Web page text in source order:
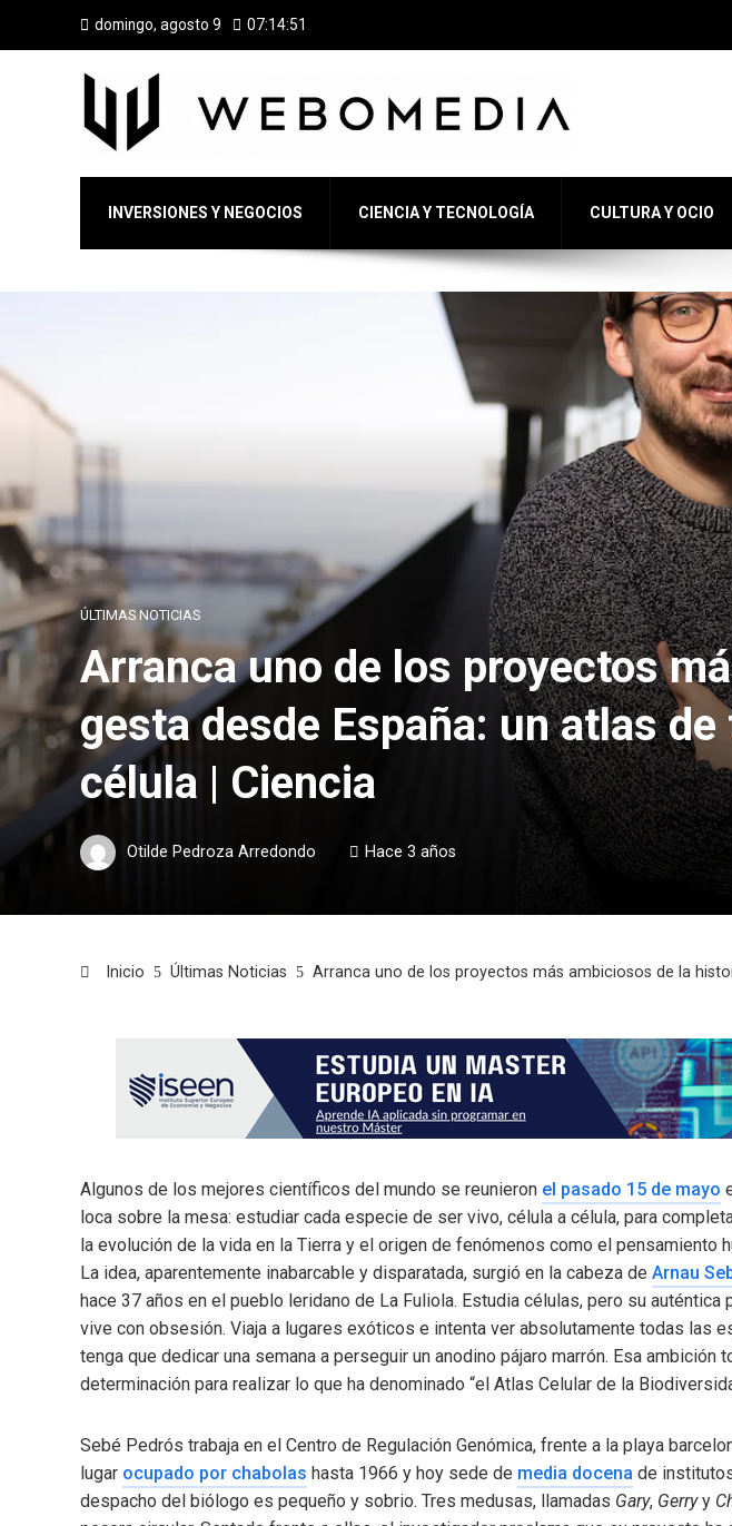
domingo, agosto 9 07:14:53
INVERSIONES Y NEGOCIOS CIENCIA Y TECNOLOGÍA CULTURA Y OCIO
ÚLTIMAS NOTICIAS
Arranca uno de los proyectos
gesta desde España: un atlas
célula | Ciencia
Otilde Pedroza Arredondo Hace 3 años
Inicio Últimas Noticias Arranca uno de los proyectos más ambiciosos de la
Algunos de los mejores científicos del mundo se reunieron el pasado 15 de mayo
loca sobre la mesa: estudiar cada especie de ser vivo, célula a célula, para
la evolución de la vida en la Tierra y el origen de fenómenos como el pensamiento
La idea, aparentemente inabarcable y disparatada, surgió en la cabeza de Arnau
hace 37 años en el pueblo leridano de La Fuliola. Estudia células, pero su auténtica
vive con obsesión. Viaja a lugares exóticos e intenta ver absolutamente todas las
tenga que dedicar una semana a perseguir un anodino pájaro marrón. Esa ambición
determinación para realizar lo que ha denominado “el Atlas Celular de la
Sebé Pedrós trabaja en el Centro de Regulación Genómica, frente a la playa
lugar ocupado por chabolas hasta 1966 y hoy sede de media docena de
despacho del biólogo es pequeño y sobrio. Tres medusas, llamadas Gary, Gerryy